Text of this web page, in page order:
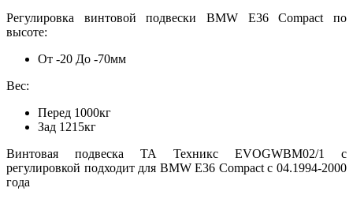
Регулировка винтовой подвески BMW E36 Compact по
высоте:
От -20 До -70мм
Вес:
Перед 1000кг
Зад 1215кг
Винтовая подвеска ТА Техникс EVOGWBM02/1 с
регулировкой подходит для BMW E36 Compact с 04.1994-2000
года